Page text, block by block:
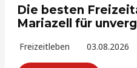
Die besten
Mariazell für
Freizeitleben 03.08.2026